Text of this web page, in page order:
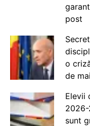
post
o
de
Elevii
sunt